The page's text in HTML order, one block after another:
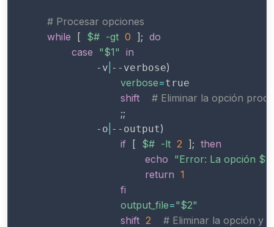
# Procesar opciones
while [ $# -gt 0 ]; do
case "$1" in
            -v
--verbose)
verbose=true
shift
# Eliminar la opción
;;
            -o
--output)
if [ $# -lt 2 ]; then
echo "Error: La opción $1
return 1
fi
output_file="$2"
shift 2
# Eliminar la opción y